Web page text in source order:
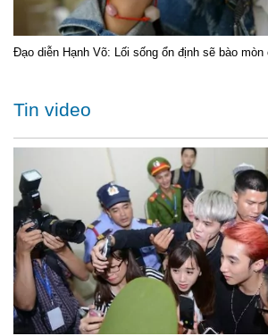
Đạo diễn Hạnh Võ: Lối sống ổn định sẽ bào mòn
Tin video